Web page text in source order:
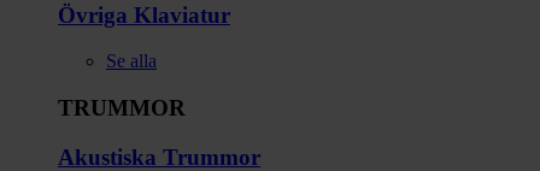
Övriga Klaviatur
Se alla
TRUMMOR
Akustiska Trummor